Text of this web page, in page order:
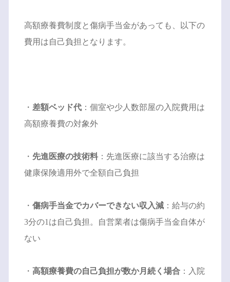
高額療養費制度と傷病手当金があっても、以下の
費用は自己負担となります。
・ 差額ベッド代：個室や少人数部屋の入院費用は
高額療養費の対象外
・ 先進医療の技術料：先進医療に該当する治療は
健康保険適用外で全額自己負担
・ 傷病手当金でカバーできない収入減：給与の約
3分の1は自己負担。自営業者は傷病手当金自体が
ない
・ 高額療養費の自己負担が数か月続く場合：入院